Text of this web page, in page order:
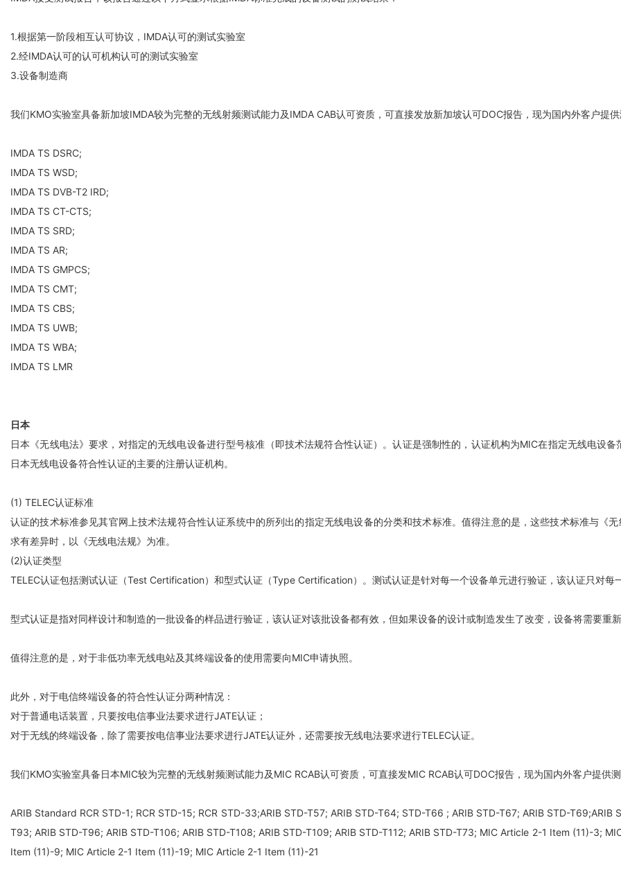
1.根据第一阶段相互认可协议，IMDA认可的测试实验室
2.经IMDA认可的认可机构认可的测试实验室
3.设备制造商
我们KMO实验室具备新加坡IMDA较为完整的无线射频测试能力及IMDA CAB认可资质，可直接发放新加坡认可DOC报告，现为国内外客户提供
IMDA TS DSRC;
IMDA TS WSD;
IMDA TS DVB-T2 IRD;
IMDA TS CT-CTS;
IMDA TS SRD;
IMDA TS AR;
IMDA TS GMPCS;
IMDA TS CMT;
IMDA TS CBS;
IMDA TS UWB;
IMDA TS WBA;
IMDA TS LMR
日本
日本《无线电法》要求，对指定的无线电设备进行型号核准（即技术法规符合性认证）。认证是强制性的，认证机构为MIC在指定无线电设
日本无线电设备符合性认证的主要的注册认证机构。
(1) TELEC认证标准
认证的技术标准参见其官网上技术法规符合性认证系统中的所列出的指定无线电设备的分类和技术标准。值得注意的是，这些技术标准与《
求有差异时，以《无线电法规》为准。
(2)认证类型
TELEC认证包括测试认证（Test Certification）和型式认证（Type Certification）。测试认证是针对每一个设备单元进行验证，该认证只对每
型式认证是指对同样设计和制造的一批设备的样品进行验证，该认证对该批设备都有效，但如果设备的设计或制造发生了改变，设备将需要重新
值得注意的是，对于非低功率无线电站及其终端设备的使用需要向MIC申请执照。
此外，对于电信终端设备的符合性认证分两种情况：
对于普通电话装置，只要按电信事业法要求进行JATE认证；
对于无线的终端设备，除了需要按电信事业法要求进行JATE认证外，还需要按无线电法要求进行TELEC认证。
我们KMO实验室具备日本MIC较为完整的无线射频测试能力及MIC RCAB认可资质，可直接发MIC RCAB认可DOC报告，现为国内外客户提供
ARIB Standard RCR STD-1; RCR STD-15; RCR STD-33;ARIB STD-T57; ARIB STD-T64; STD-T66 ; ARIB STD-T67; ARIB STD-
T93; ARIB STD-T96; ARIB STD-T106; ARIB STD-T108; ARIB STD-T109; ARIB STD-T112; ARIB STD-T73; MIC Article 2-1 Item (11)-3;
Item (11)-9; MIC Article 2-1 Item (11)-19; MIC Article 2-1 Item (11)-21